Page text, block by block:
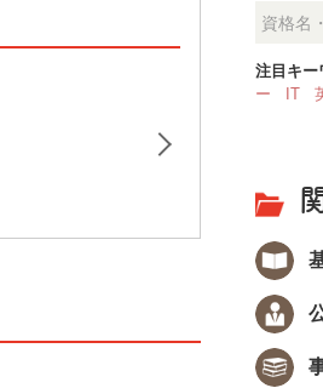
注目キー
ー
IT